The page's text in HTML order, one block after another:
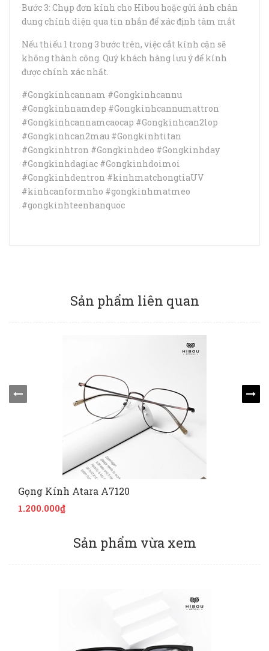
Bước 3: Chụp đơn kính cho Hibou hoặc gửi ảnh chân
dung chính diện qua tin nhắn để xác định tâm mắt
Nếu thiếu 1 trong 3 bước trên, việc cắt kính cận sẽ
không thành công. Quý khách hàng lưu ý để kính
được chính xác nhất.
#Gongkinhcannam #Gongkinhcannu
#Gongkinhnamdep #Gongkinhcannumattron
#Gongkinhcannamcaocap #Gongkinhcan2lop
#Gongkinhcan2mau #Gongkinhtitan
#Gongkinhtron #Gongkinhdeo #Gongkinhday
#Gongkinhdagiac #Gongkinhdoimoi
#Gongkinhdentron #kinhmatchongtiaUV
#kinhcanformnho #gongkinhmatmeo
#gongkinhteenhanquoc
Sản phẩm liên quan
Gọng Kính Atara A7120
1.200.000₫
Sản phẩm vừa xem